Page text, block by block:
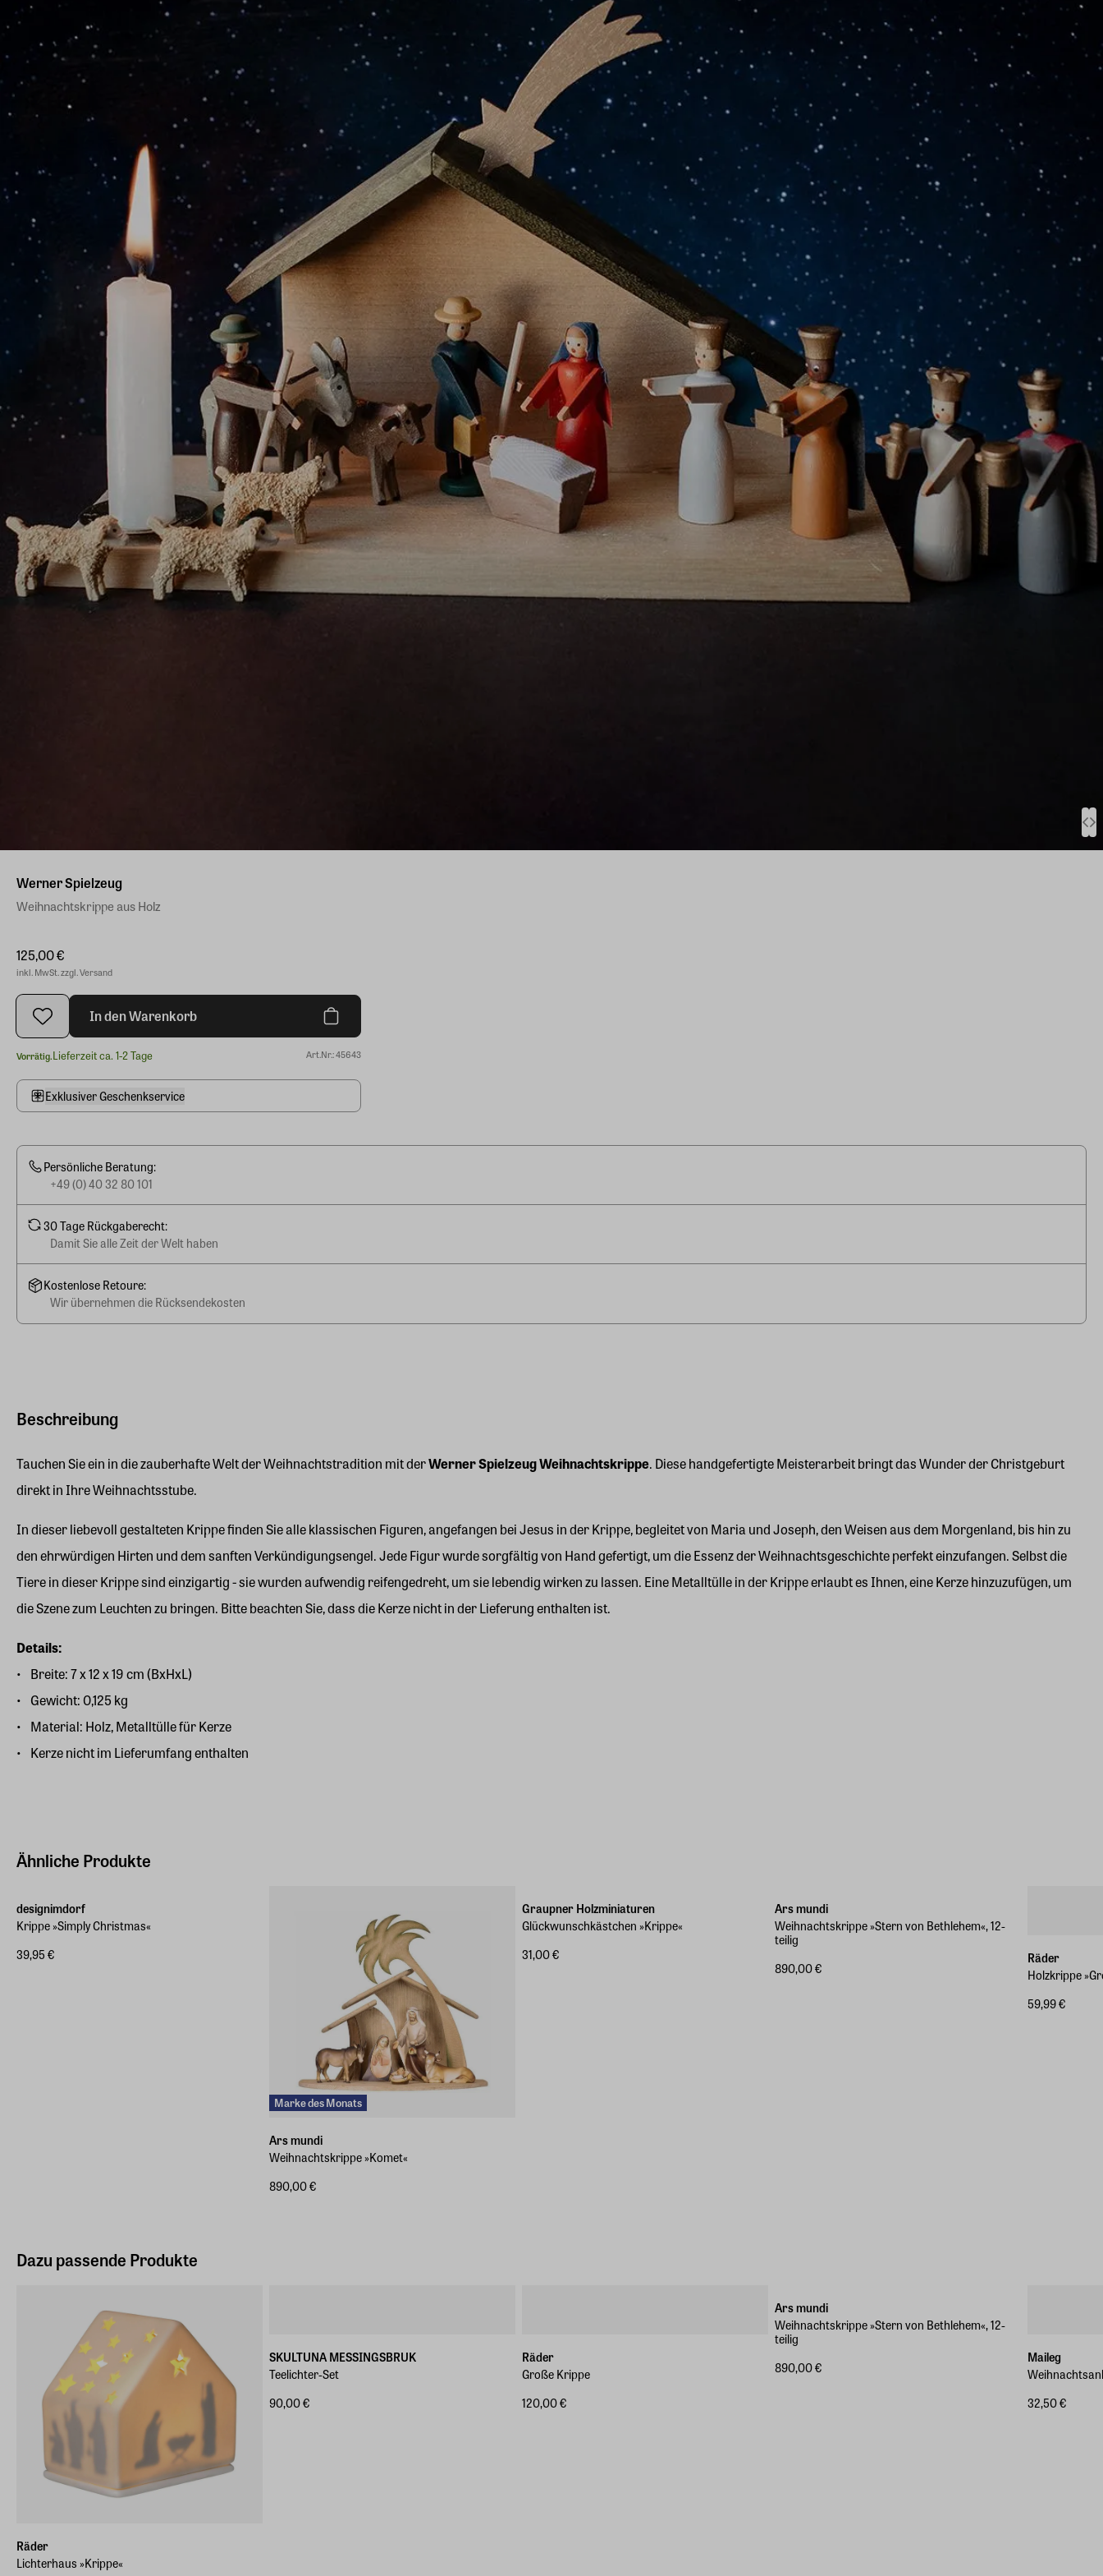
Beschreibung
Tauchen Sie ein in die zauberhafte Welt der Weihnachtstradition mit derWerner Spielzeug Weihnachtskrippe. Diese handgefertigte Meisterarbeit bringt das Wunder der Christgeburt
direkt in Ihre Weihnachtsstube.
In dieser liebevoll gestalteten Krippe finden Sie alle klassischen Figuren, angefangen bei Jesus in der Krippe, begleitet von Maria und Joseph, den Weisen aus dem Morgenland, bis hin zu
den ehrwürdigen Hirten und dem sanften Verkündigungsengel. Jede Figur wurde sorgfältig von Hand gefertigt, um die Essenz der Weihnachtsgeschichte perfekt einzufangen. Selbst die
Tiere in dieser Krippe sind einzigartig - sie wurden aufwendig reifengedreht, um sie lebendig wirken zu lassen. Eine Metalltülle in der Krippe erlaubt es Ihnen, eine Kerze hinzuzufügen, um
die Szene zum Leuchten zu bringen. Bitte beachten Sie, dass die Kerze nicht in der Lieferung enthalten ist.
Details:
Breite: 7 x 12 x 19 cm (BxHxL)
Gewicht: 0,125 kg
Material: Holz, Metalltülle für Kerze
Kerze nicht im Lieferumfang enthalten
Werner Spielzeug
Weihnachtskrippe aus Holz
125,00 €
inkl. MwSt. zzgl. Versand
In den Warenkorb
Vorrätig.Lieferzeit ca. 1-2 Tage Art.Nr.: 45643
Exklusiver Geschenkservice
Persönliche Beratung:
+49 (0) 40 32 80 101
30 Tage Rückgaberecht:
Damit Sie alle Zeit der Welt haben
Kostenlose Retoure:
Wir übernehmen die Rücksendekosten
Ähnliche Produkte
designimdorf
Krippe »Simply Christmas«
39,95 €
Marke des Monats
Ars mundi
Weihnachtskrippe »Komet«
890,00 €
Graupner Holzminiaturen
Glückwunschkästchen »Krippe«
31,00 €
Ars mundi
Weihnachtskrippe »Stern von Bethlehem«, 12-
teilig
890,00 €
Räder
Holzkrippe
59,99 €
Dazu passende Produkte
Räder
Lichterhaus »Krippe«
SKULTUNA MESSINGSBRUK
Teelichter-Set
90,00 €
Räder
Große Krippe
120,00 €
Ars mundi
Weihnachtskrippe »Stern von Bethlehem«, 12-
teilig
890,00 €
Maileg
32,50 €